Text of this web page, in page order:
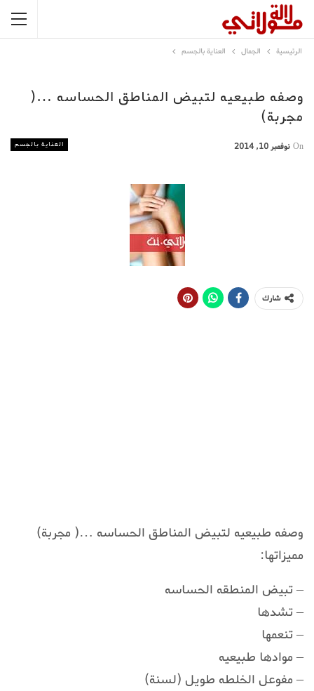
الرئيسية الجمال العناية بالجسم
وصفه طبيعيه لتبيض المناطق الحساسه …(
مجربة)
العناية بالجسم On نوفمبر 10, 2014
شارك
وصفه طبيعيه لتبيض المناطق الحساسه …( مجربة)
مميزاتها:
– تبيض المنطقه الحساسه
– تشدها
– تنعمها
– موادها طبيعيه
– مفوعل الخلطه طويل (لسنة)